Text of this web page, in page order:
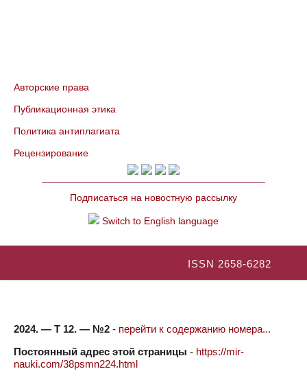
Авторские права
Публикационная этика
Политика антиплагиата
Рецензирование
Подписаться на новостную рассылку
Switch to English language
ISSN 2658-6282
2024. — Т 12. — №2 - перейти к содержанию номера...
Постоянный адрес этой страницы - https://mir-
nauki.com/38psmn224.html